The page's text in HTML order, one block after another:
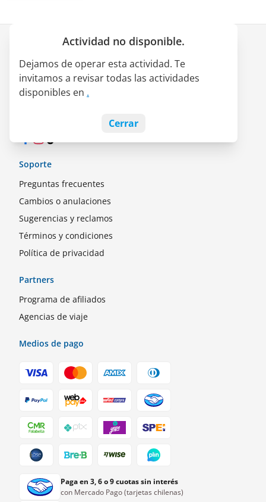
Actividad no disponible.
Dejamos de operar esta actividad. Te
invitamos a revisar todas las actividades
disponibles en .
Cerrar
Quiénes somos
Alianza LATAM Pass
Empleos
Soporte
Preguntas frecuentes
Cambios o anulaciones
Sugerencias y reclamos
Términos y condiciones
Política de privacidad
Partners
Programa de afiliados
Agencias de viaje
Medios de pago
Paga en 3, 6 o 9 cuotas sin interés
con Mercado Pago (tarjetas chilenas)